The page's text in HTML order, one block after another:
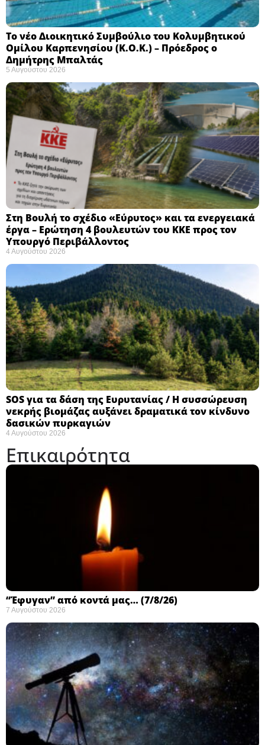
Το νέο Διοικητικό Συμβούλιο του Κολυμβητικού
Ομίλου Καρπενησίου (Κ.Ο.Κ.) – Πρόεδρος ο
Δημήτρης Μπαλτάς
5 Αυγούστου 2026
Στη Βουλή το σχέδιο «Εύρυτος» και τα ενεργειακά
έργα – Ερώτηση 4 βουλευτών του ΚΚΕ προς τον
Υπουργό Περιβάλλοντος
4 Αυγούστου 2026
SOS για τα δάση της Ευρυτανίας / Η συσσώρευση
νεκρής βιομάζας αυξάνει δραματικά τον κίνδυνο
δασικών πυρκαγιών
4 Αυγούστου 2026
Επικαιρότητα
“Έφυγαν” από κοντά μας… (7/8/26)
7 Αυγούστου 2026